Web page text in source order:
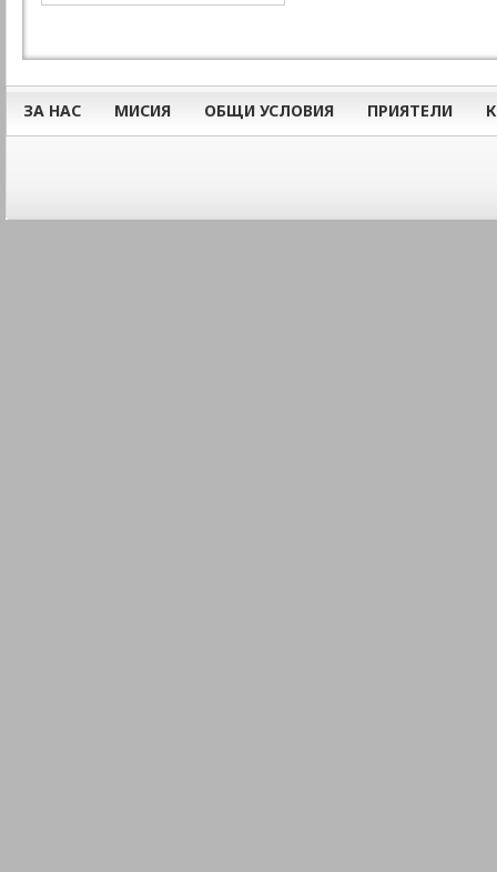
ЗА НАС МИСИЯ ОБЩИ УСЛОВИЯ ПРИЯТЕЛИ